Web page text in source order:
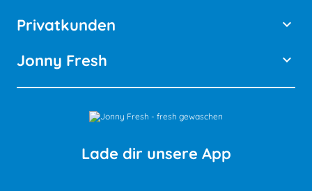
Privatkunden keyboard_arrow_down
Jonny Fresh keyboard_arrow_down
Lade dir unsere App